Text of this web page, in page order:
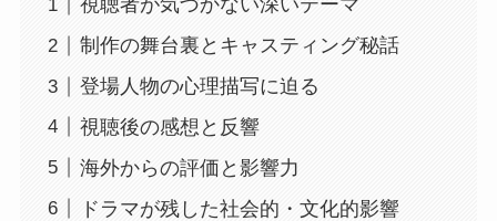
視聴者が気づかない深いテーマ
制作の舞台裏とキャスティング秘話
登場人物の心理描写に迫る
視聴後の感想と反響
海外からの評価と影響力
ドラマが残した社会的・文化的影響